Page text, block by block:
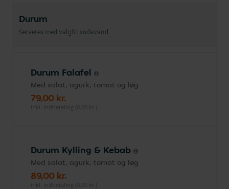
Durum
Serveres med valgfri sodavand
Durum Falafel
Med salat, agurk, tomat og løg
79,00 kr.
inkl. indbetaling (0,00 kr.)
Durum Kylling & Kebab
Med salat, agurk, tomat og løg
89,00 kr.
inkl. indbetaling (0,00 kr.)